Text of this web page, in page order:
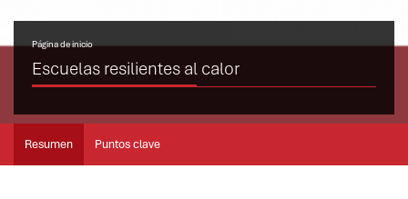
Página de inicio
Escuelas resilientes al calor
Resumen Puntos clave